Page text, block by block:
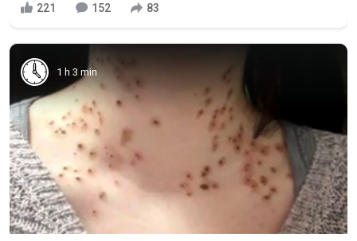
221 152 83
1 h 3 min